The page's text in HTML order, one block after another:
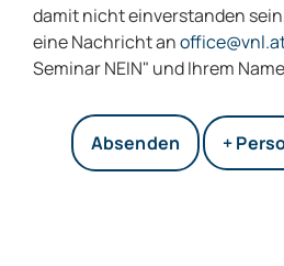
damit nicht einverstanden
eine Nachricht an
Seminar NEIN" und Ihrem
+